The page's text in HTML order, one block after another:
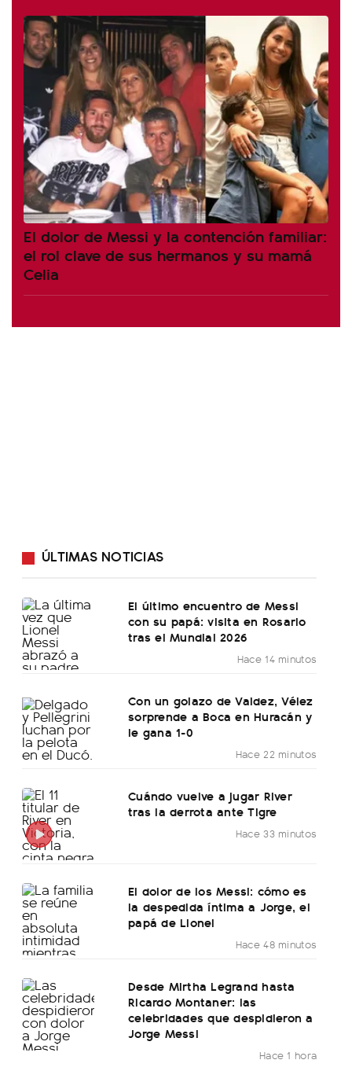
El dolor de Messi y la contención familiar:
el rol clave de sus hermanos y su mamá
Celia
ÚLTIMAS NOTICIAS
El último encuentro de Messi
con su papá: visita en Rosario
tras el Mundial 2026
Hace 14 minutos
Con un golazo de Valdez, Vélez
sorprende a Boca en Huracán y
le gana 1-0
Hace 22 minutos
Cuándo vuelve a jugar River
tras la derrota ante Tigre
Hace 33 minutos
El dolor de los Messi: cómo es
la despedida íntima a Jorge, el
papá de Lionel
Hace 48 minutos
Desde Mirtha Legrand hasta
Ricardo Montaner: las
celebridades que despidieron a
Jorge Messi
Hace 1 hora